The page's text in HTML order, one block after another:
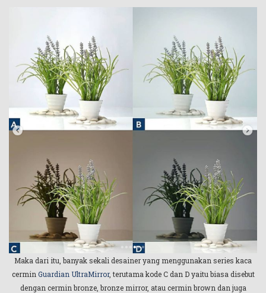
Maka dari itu, banyak sekali desainer yang menggunakan series kaca
cermin Guardian UltraMirror, terutama kode C dan D yaitu biasa disebut
dengan cermin bronze, bronze mirror, atau cermin brown dan juga